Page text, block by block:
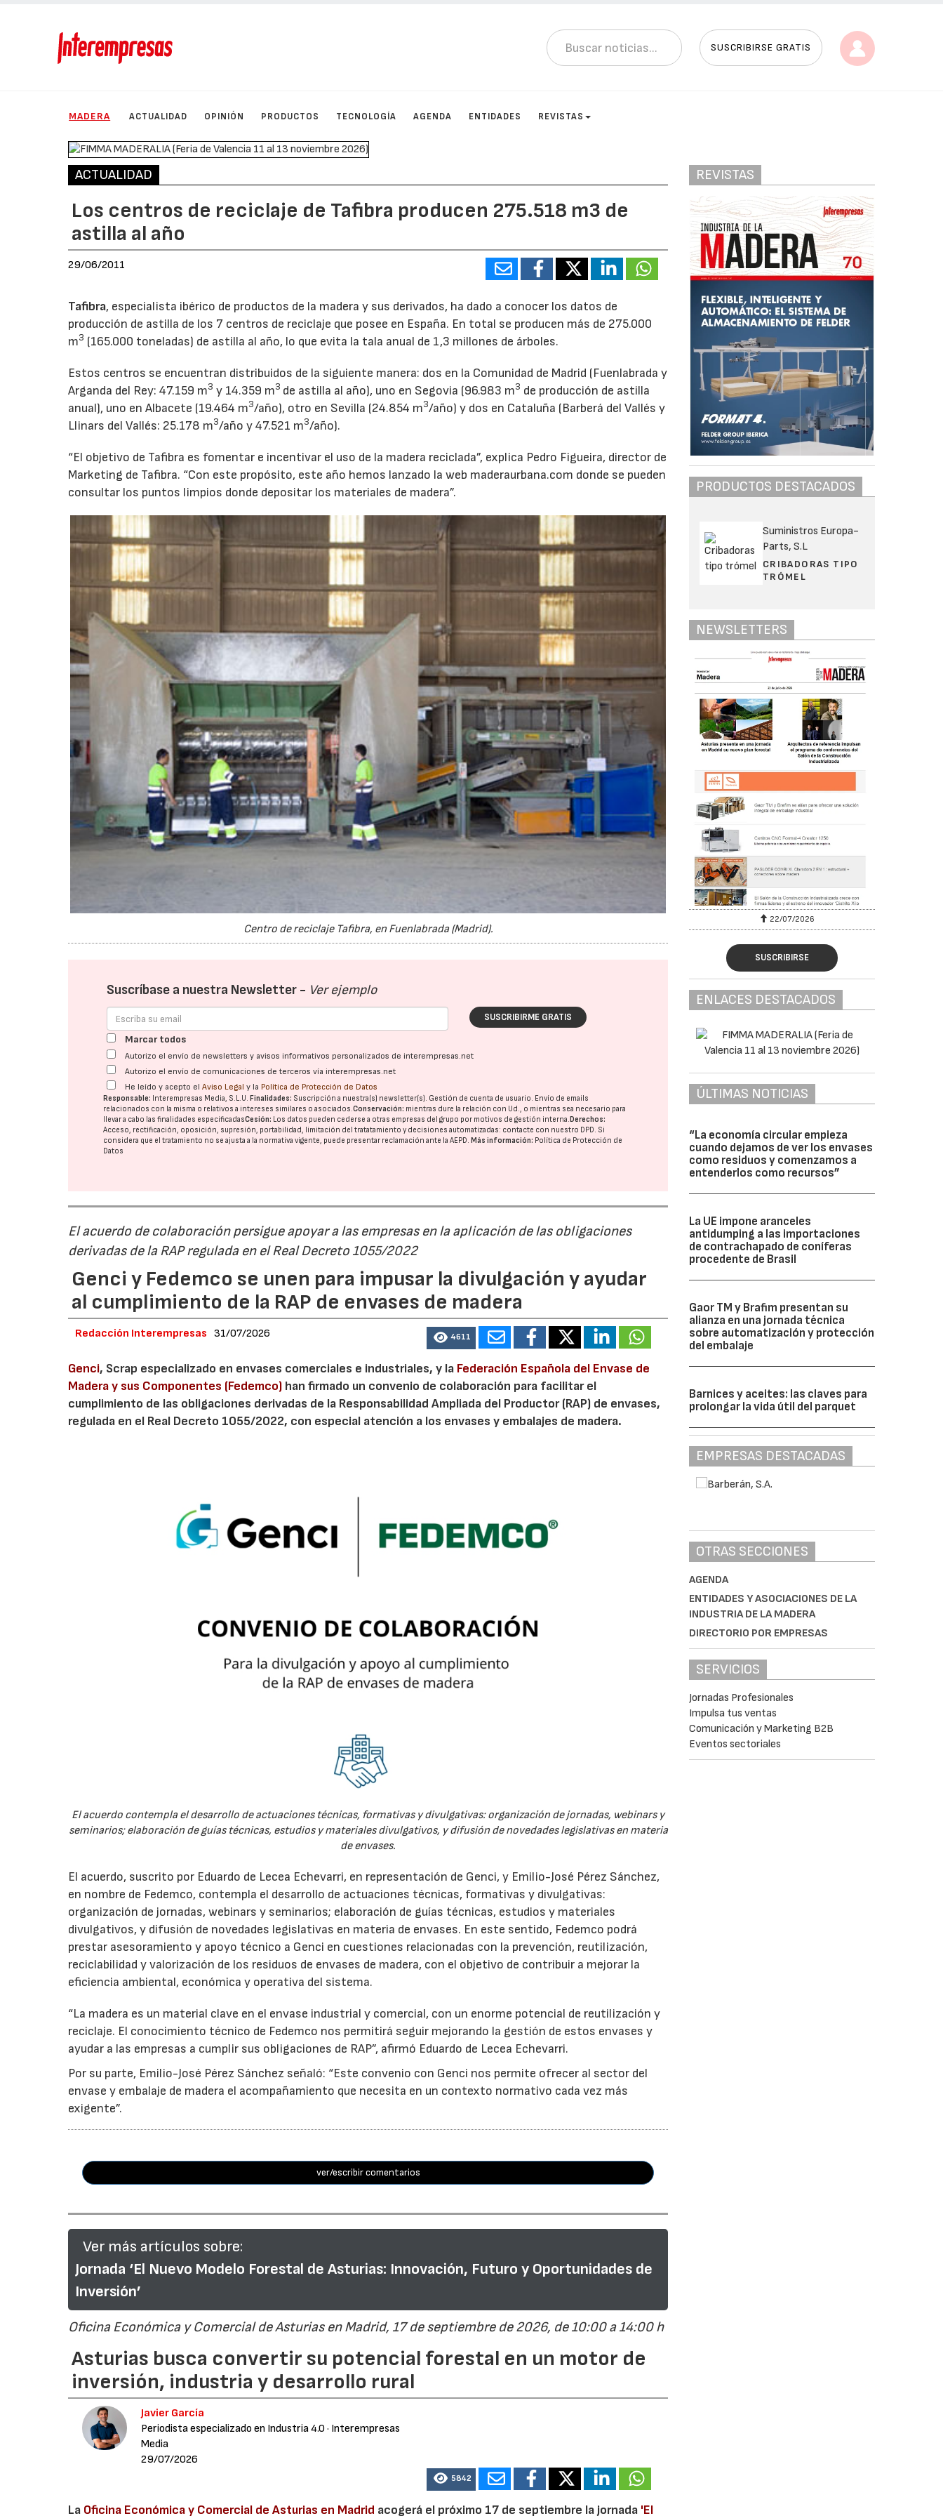
SUSCRIBIRSE GRATIS
MADERA ACTUALIDAD OPINIÓN PRODUCTOS TECNOLOGÍA AGENDA ENTIDADES REVISTAS
ACTUALIDAD
Los centros de reciclaje de Tafibra producen 275.518 m3 de
astilla al año
29/06/2011
Tafibra, especialista ibérico de productos de la madera y sus derivados, ha dado a conocer los datos de
producción de astilla de los 7 centros de reciclaje que posee en España. En total se producen más de 275.000
m3 (165.000 toneladas) de astilla al año, lo que evita la tala anual de 1,3 millones de árboles.
Estos centros se encuentran distribuidos de la siguiente manera: dos en la Comunidad de Madrid (Fuenlabrada y
Arganda del Rey: 47.159 m3 y 14.359 m3 de astilla al año), uno en Segovia (96.983 m3 de producción de astilla
anual), uno en Albacete (19.464 m3/año), otro en Sevilla (24.854 m3/año) y dos en Cataluña (Barberá del Vallés y
Llinars del Vallés: 25.178 m3/año y 47.521 m3/año).
“El objetivo de Tafibra es fomentar e incentivar el uso de la madera reciclada”, explica Pedro Figueira, director de
Marketing de Tafibra. “Con este propósito, este año hemos lanzado la web maderaurbana.com donde se pueden
consultar los puntos limpios donde depositar los materiales de madera”.
Centro de reciclaje Tafibra, en Fuenlabrada (Madrid).
Suscríbase a nuestra Newsletter - Ver ejemplo
SUSCRIBIRME GRATIS
Marcar todos
Autorizo el envío de newsletters y avisos informativos personalizados de interempresas.net
Autorizo el envío de comunicaciones de terceros vía interempresas.net
He leído y acepto elAviso Legal y la Política de Protección de Datos
Responsable: Interempresas Media, S.L.U.Finalidades: Suscripción a nuestra(s) newsletter(s). Gestión de cuenta de usuario. Envío de emails
relacionados con la misma o relativos a intereses similares o asociados.Conservación: mientras dure la relación con Ud., o mientras sea necesario para
llevar a cabo las finalidades especificadasCesión: Los datos pueden cederse a otras empresas del grupo por motivos de gestión interna.Derechos:
Acceso, rectificación, oposición, supresión, portabilidad, limitación del tratatamiento y decisiones automatizadas: contacte con nuestro DPD. Si
considera que el tratamiento no se ajusta a la normativa vigente, puede presentar reclamación ante laAEPD.Más información: Política de Protección de
Datos
El acuerdo de colaboración persigue apoyar a las empresas en la aplicación de las obligaciones
derivadas de la RAP regulada en el Real Decreto 1055/2022
Genci y Fedemco se unen para impusar la divulgación y ayudar
al cumplimiento de la RAP de envases de madera
Redacción Interempresas 31/07/2026 4611
Genci, Scrap especializado en envases comerciales e industriales, y la Federación Española del Envase de
Madera y sus Componentes (Fedemco) han firmado un convenio de colaboración para facilitar el
cumplimiento de las obligaciones derivadas de la Responsabilidad Ampliada del Productor (RAP) de envases,
regulada en el Real Decreto 1055/2022, con especial atención a los envases y embalajes de madera.
El acuerdo contempla el desarrollo de actuaciones técnicas, formativas y divulgativas: organización de jornadas, webinars y
seminarios; elaboración de guías técnicas, estudios y materiales divulgativos, y difusión de novedades legislativas en materia
de envases.
El acuerdo, suscrito por Eduardo de Lecea Echevarri, en representación de Genci, y Emilio-José Pérez Sánchez,
en nombre de Fedemco, contempla el desarrollo de actuaciones técnicas, formativas y divulgativas:
organización de jornadas, webinars y seminarios; elaboración de guías técnicas, estudios y materiales
divulgativos, y difusión de novedades legislativas en materia de envases. En este sentido, Fedemco podrá
prestar asesoramiento y apoyo técnico a Genci en cuestiones relacionadas con la prevención, reutilización,
reciclabilidad y valorización de los residuos de envases de madera, con el objetivo de contribuir a mejorar la
eficiencia ambiental, económica y operativa del sistema.
“La madera es un material clave en el envase industrial y comercial, con un enorme potencial de reutilización y
reciclaje. El conocimiento técnico de Fedemco nos permitirá seguir mejorando la gestión de estos envases y
ayudar a las empresas a cumplir sus obligaciones de RAP”, afirmó Eduardo de Lecea Echevarri.
Por su parte, Emilio-José Pérez Sánchez señaló: “Este convenio con Genci nos permite ofrecer al sector del
envase y embalaje de madera el acompañamiento que necesita en un contexto normativo cada vez más
exigente”.
ver/escribir comentarios
Ver más artículos sobre:
Jornada ‘El Nuevo Modelo Forestal de Asturias: Innovación, Futuro y Oportunidades de
Inversión’
Oficina Económica y Comercial de Asturias en Madrid, 17 de septiembre de 2026, de 10:00 a 14:00 h
Asturias busca convertir su potencial forestal en un motor de
inversión, industria y desarrollo rural
Javier García
Periodista especializado en Industria 4.0 · Interempresas
Media
29/07/2026
5842
La Oficina Económica y Comercial de Asturias en Madrid acogerá el próximo 17 de septiembre la jornada 'El
REVISTAS
PRODUCTOS DESTACADOS
Suministros Europa-
Parts, S.L
CRIBADORAS TIPO
TRÓMEL
NEWSLETTERS
22/07/2026
SUSCRIBIRSE
ENLACES DESTACADOS
ÚLTIMAS NOTICIAS
“La economía circular empieza
cuando dejamos de ver los envases
como residuos y comenzamos a
entenderlos como recursos”
La UE impone aranceles
antidumping a las importaciones
de contrachapado de coníferas
procedente de Brasil
Gaor TM y Brafim presentan su
alianza en una jornada técnica
sobre automatización y protección
del embalaje
Barnices y aceites: las claves para
prolongar la vida útil del parquet
EMPRESAS DESTACADAS
OTRAS SECCIONES
AGENDA
ENTIDADES Y ASOCIACIONES DE LA
INDUSTRIA DE LA MADERA
DIRECTORIO POR EMPRESAS
SERVICIOS
Jornadas Profesionales
Impulsa tus ventas
Comunicación y Marketing B2B
Eventos sectoriales